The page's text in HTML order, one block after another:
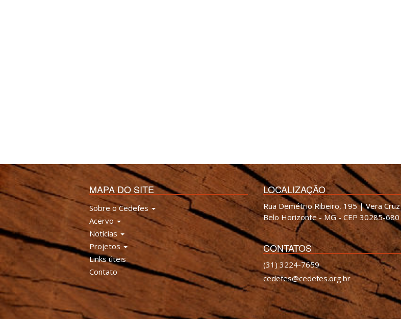
MAPA DO SITE
Sobre o Cedefes
Acervo
Notícias
Projetos
Links úteis
Contato
LOCALIZAÇÃO
Rua Demétrio Ribeiro, 195 | Vera Cruz
Belo Horizonte - MG - CEP 30285-680
CONTATOS
(31) 3224-7659
cedefes@cedefes.org.br